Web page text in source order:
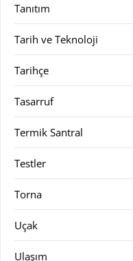
Tanıtım
Tarih ve Teknoloji
Tarihçe
Tasarruf
Termik Santral
Testler
Torna
Uçak
Ulaşım